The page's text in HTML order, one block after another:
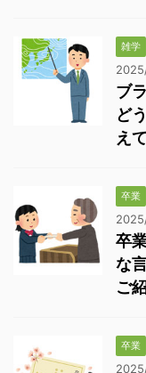
雑学
ブ
ど
え
卒業
卒
な
ご
卒業